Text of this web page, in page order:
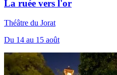
La ruée vers l'or
Théâtre du Jorat
Du 14 au 15 août